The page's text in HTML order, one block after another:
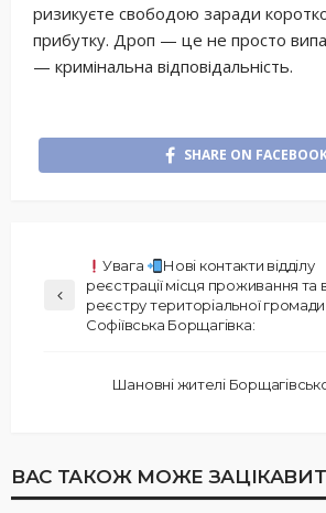
ризикуєте свободою заради
прибутку. Дроп — це не просто
— кримінальна відповідальність.
SHARE ON
Увага
Нові контакти відділу
реєстрації місця проживання та
реєстру територіальної громади
Софіївська Борщагівка:
Шановні жителі
ВАС ТАКОЖ МОЖЕ